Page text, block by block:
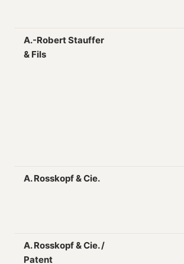
A.-Robert Stauffer
& Fils
A. Rosskopf & Cie.
A. Rosskopf & Cie. /
Patent